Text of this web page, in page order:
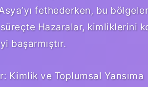
fethederken, bu
Hazaralar, kimliklerini
başarmıştır.
Kimlik ve Toplumsal Yansıma